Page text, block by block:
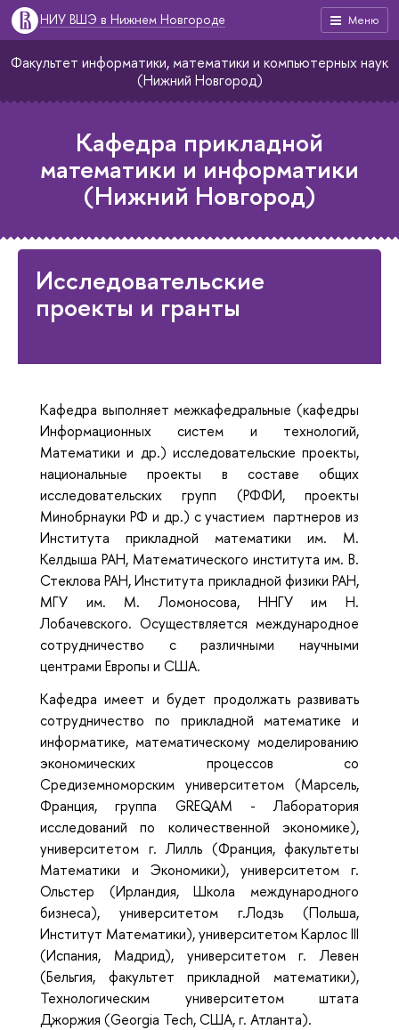
Меню
НИУ ВШЭ в Нижнем Новгороде
Факультет информатики, математики и компьютерных наук
(Нижний Новгород)
Кафедра прикладной
математики и информатики
(Нижний Новгород)
Исследовательские
проекты и гранты
Кафедра выполняет межкафедральные (кафедры
Информационных систем и технологий,
Математики и др.) исследовательские проекты,
национальные проекты в составе общих
исследовательских групп (РФФИ, проекты
Минобрнауки РФ и др.) с участием партнеров из
Института прикладной математики им. М.
Келдыша РАН, Математического института им. В.
Стеклова РАН, Института прикладной физики РАН,
МГУ им. М. Ломоносова, ННГУ им Н.
Лобачевского. Осуществляется международное
сотрудничество с различными научными
центрами Европы и США.
Кафедра имеет и будет продолжать развивать
сотрудничество по прикладной математике и
информатике, математическому моделированию
экономических процессов со
Средиземноморским университетом (Марсель,
Франция, группа GREQAM - Лаборатория
исследований по количественной экономике),
университетом г. Лилль (Франция, факультеты
Математики и Экономики), университетом г.
Ольстер (Ирландия, Школа международного
бизнеса), университетом г.Лодзь (Польша,
Институт Математики), университетом Карлос III
(Испания, Мадрид), университетом г. Левен
(Бельгия, факультет прикладной математики),
Технологическим университетом штата
Джоржия (Georgia Tech, США, г. Атланта).